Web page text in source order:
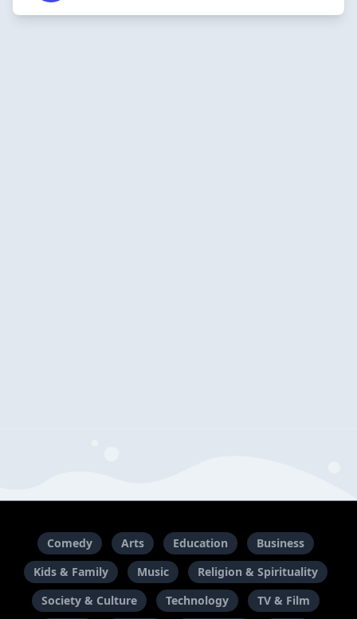
Comedy Arts Education
Business
Kids & Family
Music
Religion & Spirituality
Society & Culture
Technology TV & Film